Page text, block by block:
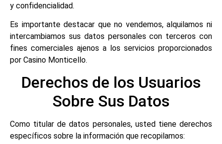
y confidencialidad.
Es importante destacar que no vendemos, alquilamos ni
intercambiamos sus datos personales con terceros con
fines comerciales ajenos a los servicios proporcionados
por Casino Monticello.
Derechos de los Usuarios
Sobre Sus Datos
Como titular de datos personales, usted tiene derechos
específicos sobre la información que recopilamos: